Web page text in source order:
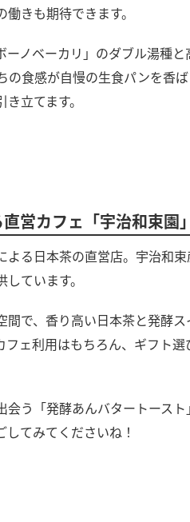
きも期待できます。
ノベーカリ」のダブル湯種
食感が自慢の生食パンを香
立てます。
営カフェ「宇治和束園」
よる日本茶の直営店。宇治和
ています。
で、香り高い日本茶と発酵
ェ利用はもちろん、ギフト
う「発酵あんバタートース
てみてくださいね！